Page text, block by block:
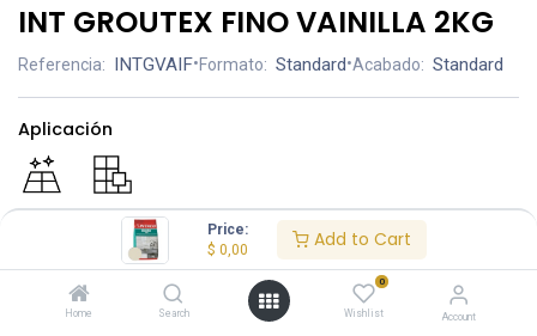
Price:
$ 0,00 Add to Cart
Home Search
0
Wishlist Account
INT GROUTEX FINO VAINILLA 2KG
Referencia: INTGVAIF•Formato: Standard•Acabado: Standard
Aplicación
PRECIO $ 2.95